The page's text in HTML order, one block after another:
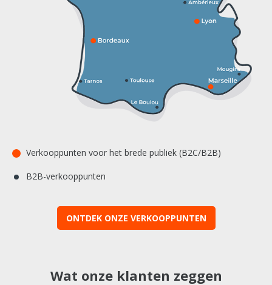
Verkooppunten voor het brede publiek (B2C/B2B)
B2B-verkooppunten
ONTDEK ONZE VERKOOPPUNTEN
Wat onze klanten zeggen